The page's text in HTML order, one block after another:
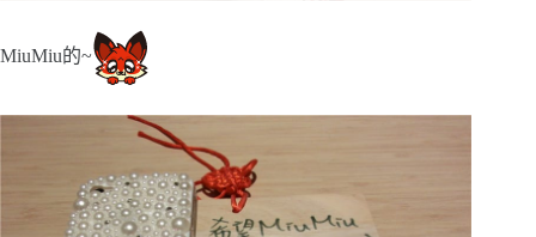
MiuMiu的~